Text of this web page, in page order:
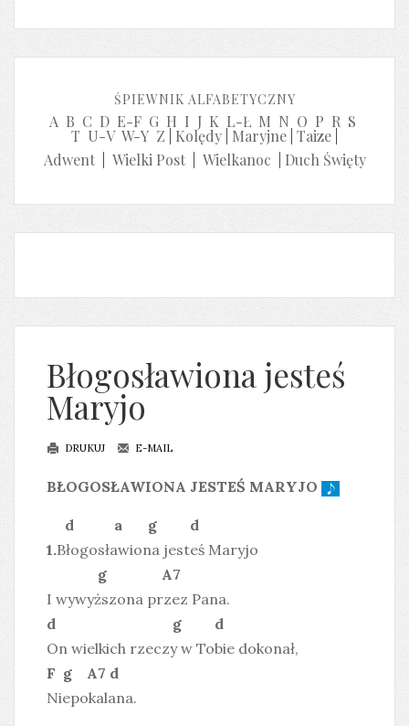
ŚPIEWNIK ALFABETYCZNY
A B C D E-F G H I J K L-Ł M N O P R S
T U-V W-Y Z Kolędy Maryjne Taize
Adwent| Wielki Post| Wielkanoc Duch Święty
Błogosławiona jesteś
Maryjo
DRUKUJ E-MAIL
BŁOGOSŁAWIONA JESTEŚ MARYJO
d a g d
1.Błogosławiona jesteś Maryjo
g A7
I wywyższona przez Pana.
d g d
On wielkich rzeczy w Tobie dokonał,
F g A7 d
Niepokalana.